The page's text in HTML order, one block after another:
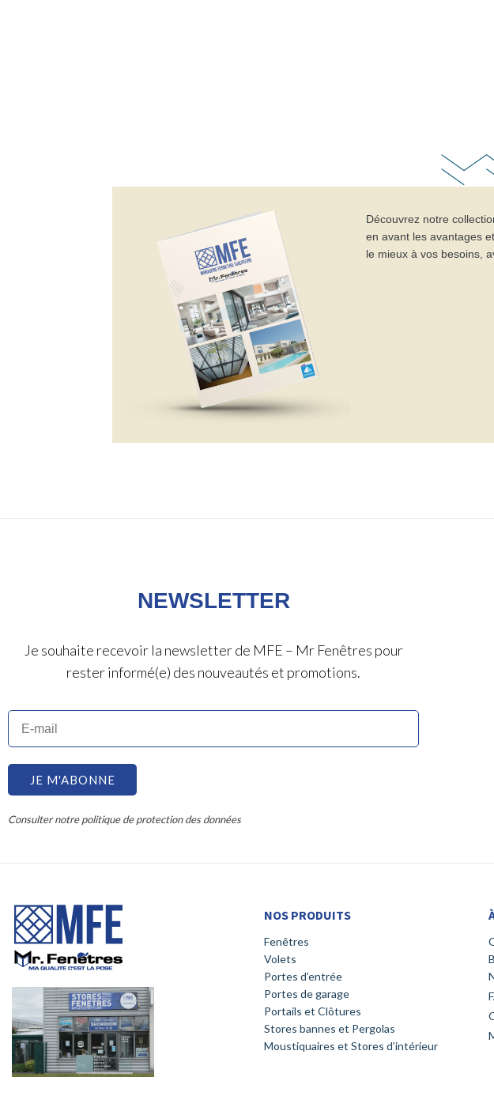
Découvrez notre
en avant les avantages
le mieux à vos besoins,
NEWSLETTER
Je souhaite recevoir la newsletter de MFE – Mr Fenêtres pour
rester informé(e) des nouveautés et promotions.
JE M'ABONNE
Consulter notre politique de protection des données
NOS PRODUITS
Fenêtres
Volets
Portes d’entrée
Portes de garage
Portails et Clôtures
Stores bannes et Pergolas
Moustiquaires et Stores d’intérieur